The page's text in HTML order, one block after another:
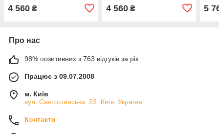
4 560 ₴ 4 560₴ 5
Про нас
98% позитивних з 763 відгуків за рік
Працює з 09.07.2008
м. Київ
вул. Святошинська, 23, Київ, Україна
Контакти